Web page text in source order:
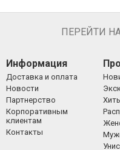
ПЕРЕЙТИ
Информация
Доставка и оплата
Новости
Партнерство
Корпоративным
клиентам
Контакты